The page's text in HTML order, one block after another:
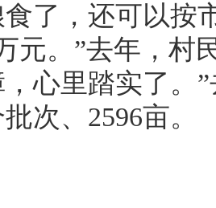
了，还可以按
元。”去年，村
心里踏实了。
次、2596亩。